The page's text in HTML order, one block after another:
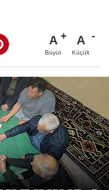
A
Büyüt
A
Küçült